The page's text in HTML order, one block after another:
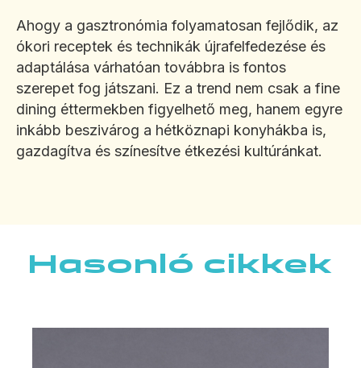
Ahogy a gasztronómia folyamatosan fejlődik, az
ókori receptek és technikák újrafelfedezése és
adaptálása várhatóan továbbra is fontos
szerepet fog játszani. Ez a trend nem csak a fine
dining éttermekben figyelhető meg, hanem egyre
inkább beszivárog a hétköznapi konyhákba is,
gazdagítva és színesítve étkezési kultúránkat.
Hasonló cikkek